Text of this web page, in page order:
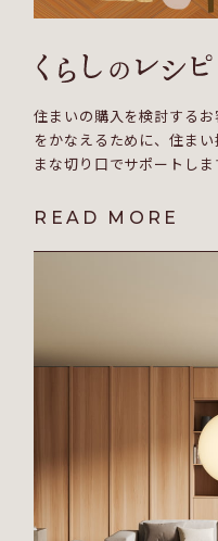
住まいの購入を検討する
をかなえるために、住ま
まな切り口でサポートしま
READ MORE